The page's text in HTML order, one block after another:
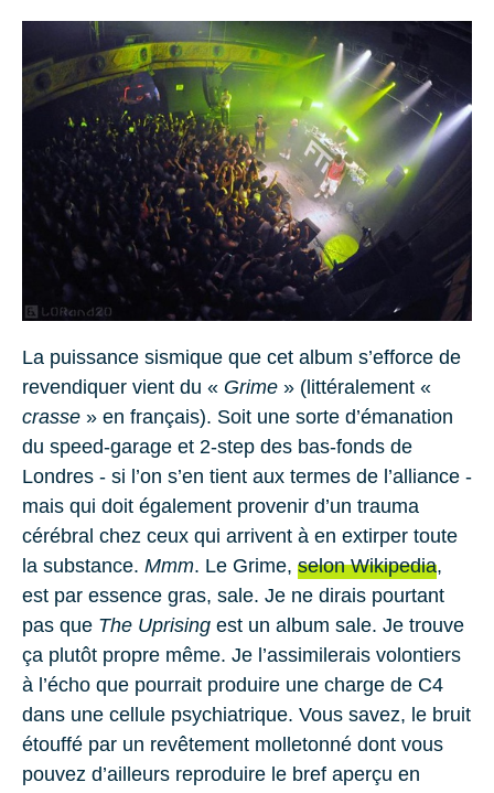
La puissance sismique que cet album s’efforce de
revendiquer vient du « Grime » (littéralement «
crasse » en français). Soit une sorte d’émanation
du speed-garage et 2-step des bas-fonds de
Londres - si l’on s’en tient aux termes de l’alliance -
mais qui doit également provenir d’un trauma
cérébral chez ceux qui arrivent à en extirper toute
la substance. Mmm. Le Grime, selon Wikipedia,
est par essence gras, sale. Je ne dirais pourtant
pas que The Uprising est un album sale. Je trouve
ça plutôt propre même. Je l’assimilerais volontiers
à l’écho que pourrait produire une charge de C4
dans une cellule psychiatrique. Vous savez, le bruit
étouffé par un revêtement molletonné dont vous
pouvez d’ailleurs reproduire le bref aperçu en